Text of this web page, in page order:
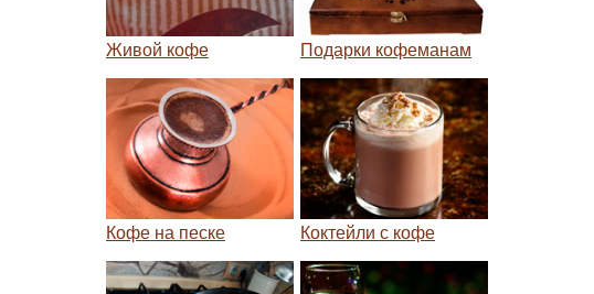
Живой кофе Подарки кофеманам
Кофе на песке Коктейли с кофе